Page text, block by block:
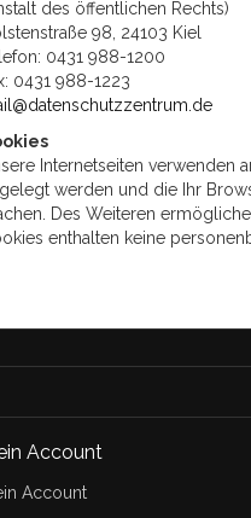
des öffentlichen Rechts)
98, 24103 Kiel
0431 988-1200
0431 988-1223
Internetseiten verwenden
werden und die Ihr
Des Weiteren
enthalten keine
Account
Account